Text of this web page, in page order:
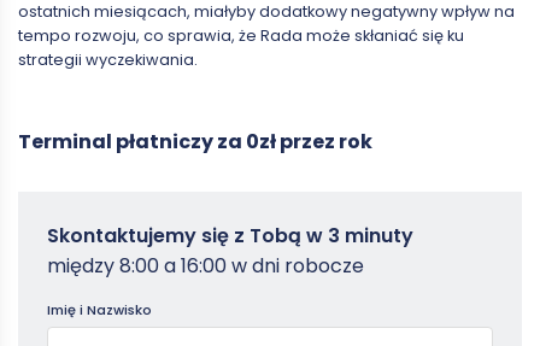
ostatnich miesiącach, miałyby dodatkowy negatywny wpływ na
tempo rozwoju, co sprawia, że Rada może skłaniać się ku
strategii wyczekiwania.
Terminal płatniczy za 0zł przez rok
Zamowterminal
Poradniki
Skontaktujemy się z Tobą w 3 minuty
między 8:00 a 16:00 w dni robocze
Imię i Nazwisko